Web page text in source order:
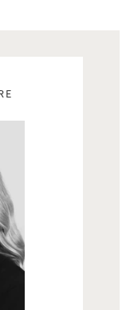
matbord om så
samt inbyggd
med
om så önskas.
i två väderstreck
utsikten